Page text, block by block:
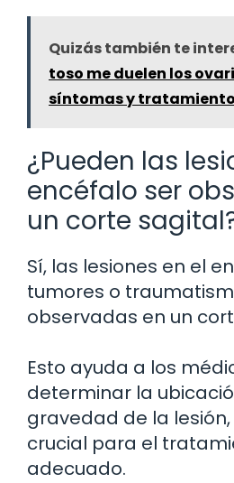
Quizás también te
toso me duelen los
síntomas y
¿Pueden las
encéfalo ser
un corte
Sí, las lesiones en el
tumores o
observadas en un
Esto ayuda a los
determinar la
gravedad de la lesión,
crucial para el
adecuado.